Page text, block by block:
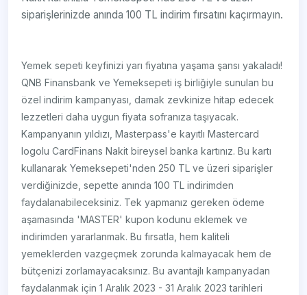
siparişlerinizde anında 100 TL indirim fırsatını kaçırmayın.
Yemek sepeti keyfinizi yarı fiyatına yaşama şansı yakaladı!
QNB Finansbank ve Yemeksepeti iş birliğiyle sunulan bu
özel indirim kampanyası, damak zevkinize hitap edecek
lezzetleri daha uygun fiyata sofranıza taşıyacak.
Kampanyanın yıldızı, Masterpass'e kayıtlı Mastercard
logolu CardFinans Nakit bireysel banka kartınız. Bu kartı
kullanarak Yemeksepeti'nden 250 TL ve üzeri siparişler
verdiğinizde, sepette anında 100 TL indirimden
faydalanabileceksiniz. Tek yapmanız gereken ödeme
aşamasında 'MASTER' kupon kodunu eklemek ve
indirimden yararlanmak. Bu fırsatla, hem kaliteli
yemeklerden vazgeçmek zorunda kalmayacak hem de
bütçenizi zorlamayacaksınız. Bu avantajlı kampanyadan
faydalanmak için 1 Aralık 2023 - 31 Aralık 2023 tarihleri